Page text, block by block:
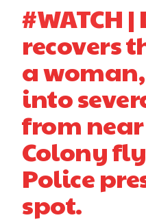
#WATCH |
recovers
a
into
from near
Colony
Police
spot.